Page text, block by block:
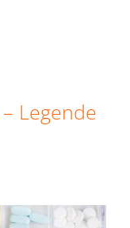
Legende